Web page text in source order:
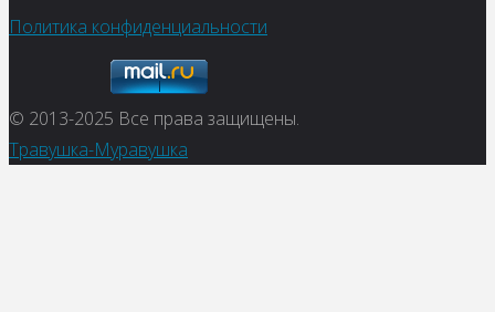
Политика конфиденциальности
© 2013-2025 Все права защищены.
Травушка-Муравушка